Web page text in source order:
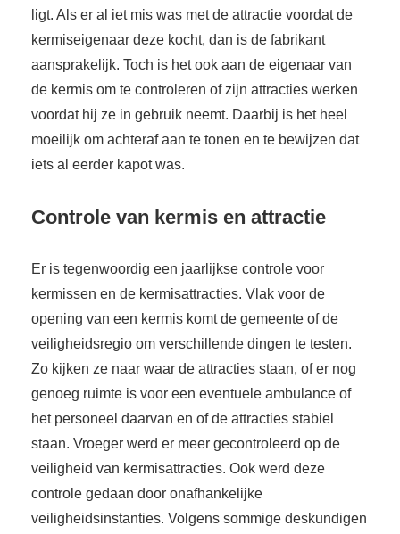
ligt. Als er al iet mis was met de attractie voordat de
kermiseigenaar deze kocht, dan is de fabrikant
aansprakelijk. Toch is het ook aan de eigenaar van
de kermis om te controleren of zijn attracties werken
voordat hij ze in gebruik neemt. Daarbij is het heel
moeilijk om achteraf aan te tonen en te bewijzen dat
iets al eerder kapot was.
Controle van kermis en attractie
Er is tegenwoordig een jaarlijkse controle voor
kermissen en de kermisattracties. Vlak voor de
opening van een kermis komt de gemeente of de
veiligheidsregio om verschillende dingen te testen.
Zo kijken ze naar waar de attracties staan, of er nog
genoeg ruimte is voor een eventuele ambulance of
het personeel daarvan en of de attracties stabiel
staan. Vroeger werd er meer gecontroleerd op de
veiligheid van kermisattracties. Ook werd deze
controle gedaan door onafhankelijke
veiligheidsinstanties. Volgens sommige deskundigen